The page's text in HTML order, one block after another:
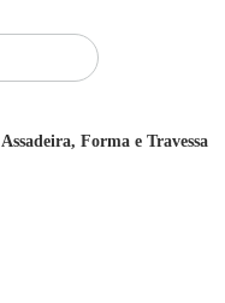
Assadeira, Forma e Travessa